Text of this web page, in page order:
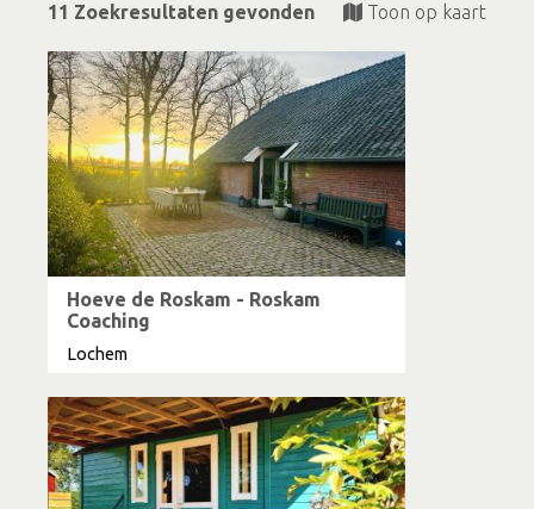
11 Zoekresultaten gevonden Toon op kaart
Hoeve de Roskam - Roskam
Coaching
Lochem